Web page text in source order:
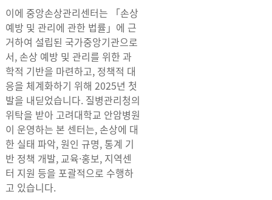
이에 중앙손상관리센터는 「손상
예방 및 관리에 관한 법률」에 근
거하여 설립된 국가중앙기관으로
서, 손상 예방 및 관리를 위한 과
학적 기반을 마련하고, 정책적 대
응을 체계화하기 위해 2025년 첫
발을 내딛었습니다. 질병관리청의
위탁을 받아 고려대학교 안암병원
이 운영하는 본 센터는, 손상에 대
한 실태 파악, 원인 규명, 통계 기
반 정책 개발, 교육·홍보, 지역센
터 지원 등을 포괄적으로 수행하
고 있습니다.